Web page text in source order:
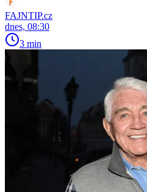
FAJNTIP.cz
dnes, 08:30
3 min